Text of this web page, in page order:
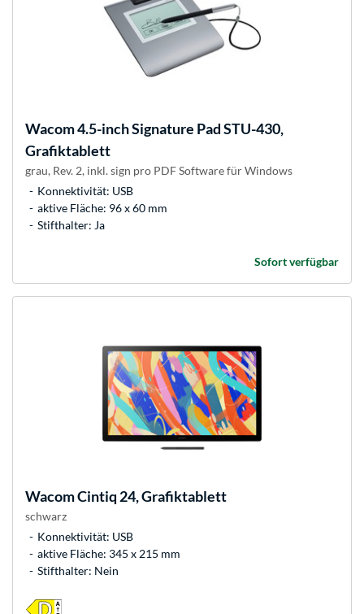
Wacom4.5-inch Signature Pad STU-430,
Grafiktablett
grau, Rev. 2, inkl. sign pro PDF Software für Windows
Konnektivität: USB
aktive Fläche: 96 x 60 mm
Stifthalter: Ja
Sofort verfügbar
WacomCintiq 24, Grafiktablett
schwarz
Konnektivität: USB
aktive Fläche: 345 x 215 mm
Stifthalter: Nein